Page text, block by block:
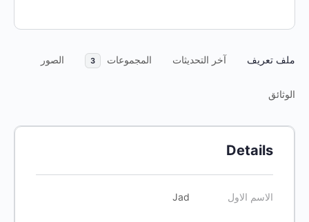
ملف تعريف آخر التحديثات المجموعات 3 الصور
الوثائق
Details
الاسم الاول Jad